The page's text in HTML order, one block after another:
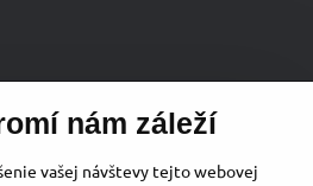
nám záleží
vašej návštevy tejto webovej